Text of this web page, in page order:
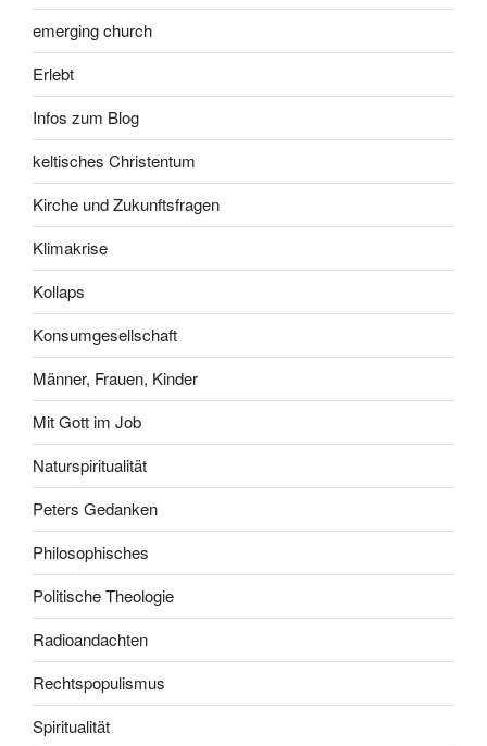
emerging church
Erlebt
Infos zum Blog
keltisches Christentum
Kirche und Zukunftsfragen
Klimakrise
Kollaps
Konsumgesellschaft
Männer, Frauen, Kinder
Mit Gott im Job
Naturspiritualität
Peters Gedanken
Philosophisches
Politische Theologie
Radioandachten
Rechtspopulismus
Spiritualität